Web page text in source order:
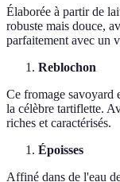
Élaborée à partir de
robuste mais douce,
parfaitement avec un
Reblochon
Ce fromage savoyard
la célèbre tartiflette.
riches et caractérisés.
Époisses
Affiné dans de l'eau